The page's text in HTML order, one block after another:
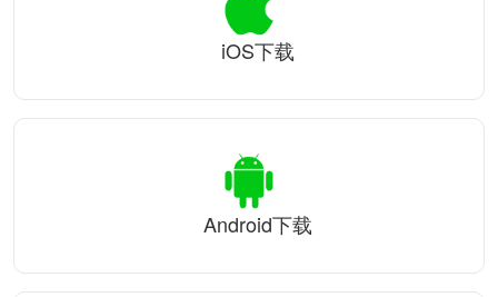
iOS下载
Android下载